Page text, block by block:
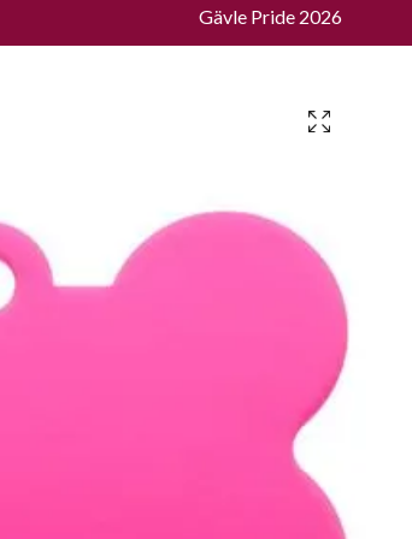
Gävle Pride 2026